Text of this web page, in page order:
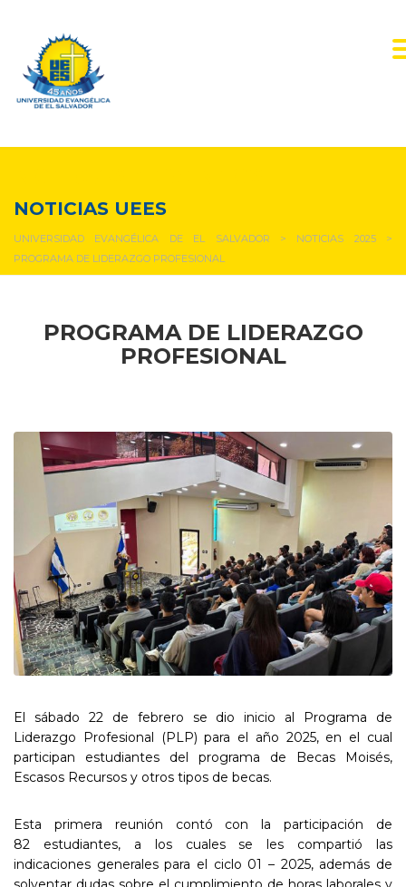
NOTICIAS UEES
UNIVERSIDAD EVANGÉLICA DE EL SALVADOR > NOTICIAS 2025>
PROGRAMA DE LIDERAZGO PROFESIONAL
PROGRAMA DE LIDERAZGO
PROFESIONAL
El sábado 22 de febrero se dio inicio al Programa de
Liderazgo Profesional (PLP) para el año 2025, en el cual
participan estudiantes del programa de Becas Moisés,
Escasos Recursos y otros tipos de becas.
Esta primera reunión contó con la participación de
82 estudiantes, a los cuales se les compartió las
indicaciones generales para el ciclo 01 – 2025, además de